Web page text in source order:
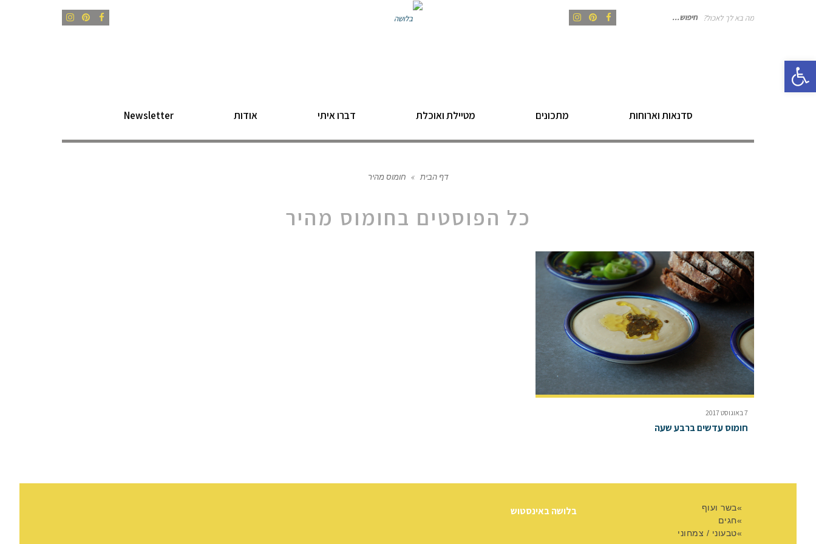
פתח סרגל נגישות
מה בא לך לאכול? חיפוש Facebook
Pinterest
Instagram
Facebook
Pinterest
Instagram
סדנאות וארוחות מתכונים מטיילת ואוכלת דברו איתי אודות Newsletter
דף הבית » חומוס מהיר
כל הפוסטים בחומוס מהיר
7 באוגוסט 2017
חומוס עדשים ברבע שעה
בשר ועוף
חגים
טבעוני / צמחוני
בלושה באינסטוש